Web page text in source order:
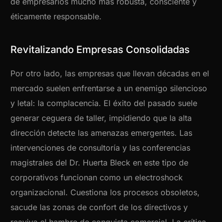
éticamente responsable.
Revitalizando Empresas Consolidadas
Por otro lado, las empresas que llevan décadas en el
mercado suelen enfrentarse a un enemigo silencioso
y letal: la complacencia. El éxito del pasado suele
generar ceguera de taller, impidiendo que la alta
dirección detecte las amenazas emergentes. Las
intervenciones de consultoría y las conferencias
magistrales del Dr. Huerta Bleck en este tipo de
corporativos funcionan como un electroshock
organizacional. Cuestiona los procesos obsoletos,
sacude las zonas de confort de los directivos y